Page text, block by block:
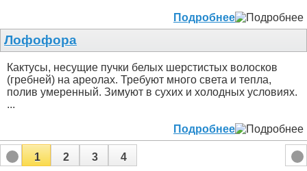
Подробнее
Лофофора
Кактусы, несущие пучки белых шерстистых волосков
(гребней) на ареолах. Требуют много света и тепла,
полив умеренный. Зимуют в сухих и холодных условиях.
...
Подробнее
1 2 3 4